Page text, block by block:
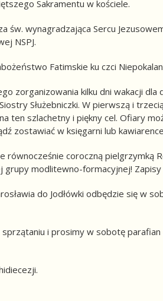
Sakramentu w kościele.
św. wynagradzająca Sercu
NSPJ.
Fatimskie ku czci
zorganizowania kilku dni wakacji dla
Służebniczki. W pierwszą i
ten szlachetny i piękny cel. Ofiary
zostawiać w księgarni lub
coroczną pielgrzymką
grupy modlitewno-formacyjnej!
do Jodłówki odbędzie się w
i prosimy w sobotę